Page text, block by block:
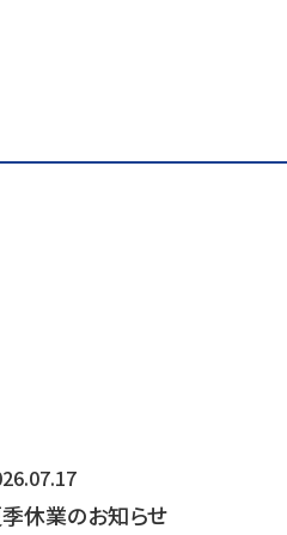
休業のお知らせ